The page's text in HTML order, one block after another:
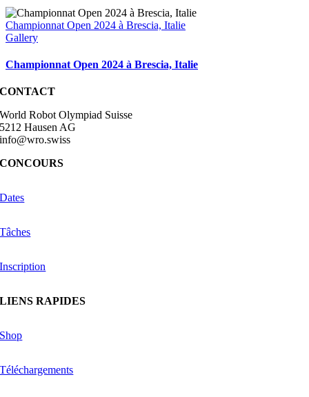
Championnat Open 2024 à Brescia, Italie
Gallery
Championnat Open 2024 à Brescia, Italie
CONTACT
World Robot Olympiad Suisse
5212 Hausen AG
info@wro.swiss
CONCOURS
Dates
Tâches
Inscription
LIENS RAPIDES
Shop
Téléchargements